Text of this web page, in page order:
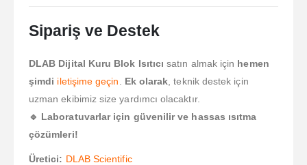
Sipariş ve Destek
DLAB Dijital Kuru Blok Isıtıcı satın almak için hemen
şimdi iletişime geçin Ek olarak , teknik destek için
uzman ekibimiz size yardımcı olacaktır.
🔹 Laboratuvarlar için güvenilir ve hassas ısıtma
çözümleri!
Üretici: DLAB Scientific